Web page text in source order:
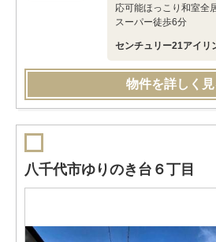
応可能ほっこり和室全
スーパー徒歩6分
センチュリー21アイリ
物件を詳しく見
八千代市ゆりのき台６丁目